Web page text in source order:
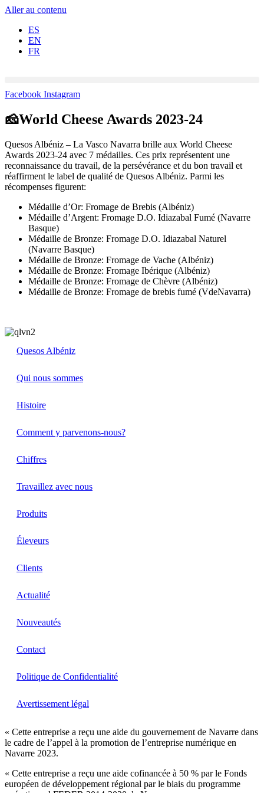
Aller au contenu
ES
EN
FR
Facebook Instagram
🧀World Cheese Awards 2023-24
Quesos Albéniz – La Vasco Navarra brille aux World Cheese
Awards 2023-24 avec 7 médailles. Ces prix représentent une
reconnaissance du travail, de la persévérance et du bon travail et
réaffirment le label de qualité de Quesos Albéniz. Parmi les
récompenses figurent:
Médaille d’Or: Fromage de Brebis (Albéniz)
Médaille d’Argent: Fromage D.O. Idiazabal Fumé (Navarre
Basque)
Médaille de Bronze: Fromage D.O. Idiazabal Naturel
(Navarre Basque)
Médaille de Bronze: Fromage de Vache (Albéniz)
Médaille de Bronze: Fromage Ibérique (Albéniz)
Médaille de Bronze: Fromage de Chèvre (Albéniz)
Médaille de Bronze: Fromage de brebis fumé (VdeNavarra)
Quesos Albéniz
Qui nous sommes
Histoire
Comment y parvenons-nous?
Chiffres
Travaillez avec nous
Produits
Éleveurs
Clients
Actualité
Nouveautés
Contact
Politique de Confidentialité
Avertissement légal
« Cette entreprise a reçu une aide du gouvernement de Navarre dans
le cadre de l’appel à la promotion de l’entreprise numérique en
Navarre 2023.
« Cette entreprise a reçu une aide cofinancée à 50 % par le Fonds
européen de développement régional par le biais du programme